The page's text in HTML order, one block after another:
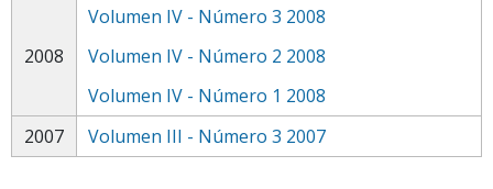
2008
Volumen IV - Número 3 2008
Volumen IV - Número 2 2008
Volumen IV - Número 1 2008
2007
Volumen III - Número 3 2007